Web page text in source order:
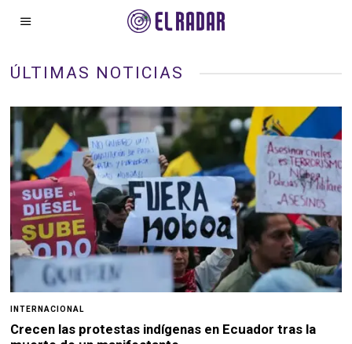
ÚLTIMAS NOTICIAS
INTERNACIONAL
Crecen las protestas indígenas en Ecuador tras la